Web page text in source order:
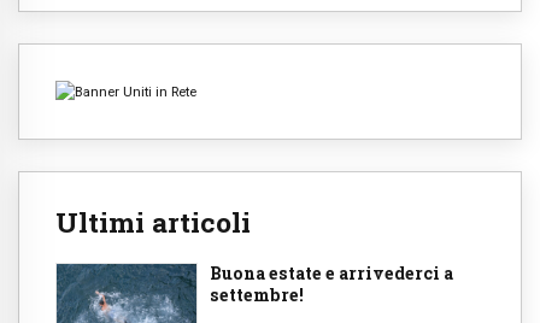
Ultimi articoli
Buona estate e arrivederci a
settembre!